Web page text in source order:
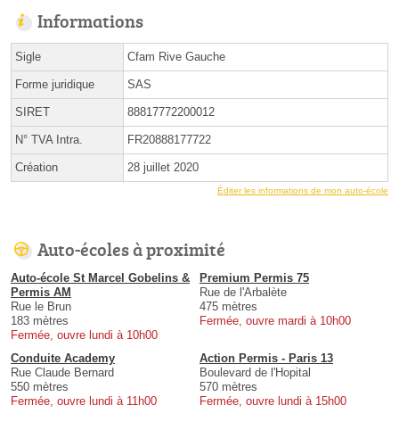
Informations
Sigle Cfam Rive Gauche
Forme juridique SAS
SIRET 88817772200012
N° TVA Intra. FR20888177722
Création 28 juillet 2020
Éditer les informations de mon auto-école
Auto-écoles à proximité
Auto-école St Marcel Gobelins &
Permis AM
Rue le Brun
183 mètres
Fermée, ouvre lundi à 10h00
Premium Permis 75
Rue de l'Arbalète
475 mètres
Fermée, ouvre mardi à 10h00
Conduite Academy
Rue Claude Bernard
550 mètres
Fermée, ouvre lundi à 11h00
Action Permis - Paris 13
Boulevard de l'Hopital
570 mètres
Fermée, ouvre lundi à 15h00